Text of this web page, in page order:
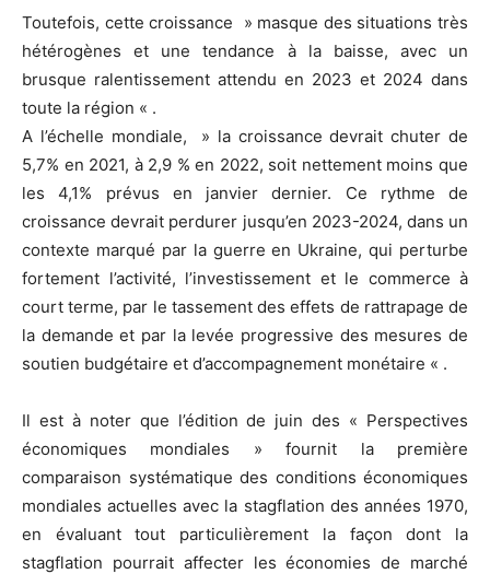
Toutefois, cette croissance » masque des situations très
hétérogènes et une tendance à la baisse, avec un
brusque ralentissement attendu en 2023 et 2024 dans
toute la région « .
A l’échelle mondiale, » la croissance devrait chuter de
5,7% en 2021, à 2,9 % en 2022, soit nettement moins que
les 4,1% prévus en janvier dernier. Ce rythme de
croissance devrait perdurer jusqu’en 2023-2024, dans un
contexte marqué par la guerre en Ukraine, qui perturbe
fortement l’activité, l’investissement et le commerce à
court terme, par le tassement des effets de rattrapage de
la demande et par la levée progressive des mesures de
soutien budgétaire et d’accompagnement monétaire « .
Il est à noter que l’édition de juin des « Perspectives
économiques mondiales » fournit la première
comparaison systématique des conditions économiques
mondiales actuelles avec la stagflation des années 1970,
en évaluant tout particulièrement la façon dont la
stagflation pourrait affecter les économies de marché